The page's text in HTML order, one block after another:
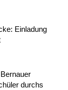
Einladung
durchs